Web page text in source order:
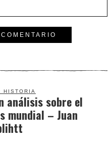
HISTORIA
análisis sobre el
mundial – Juan